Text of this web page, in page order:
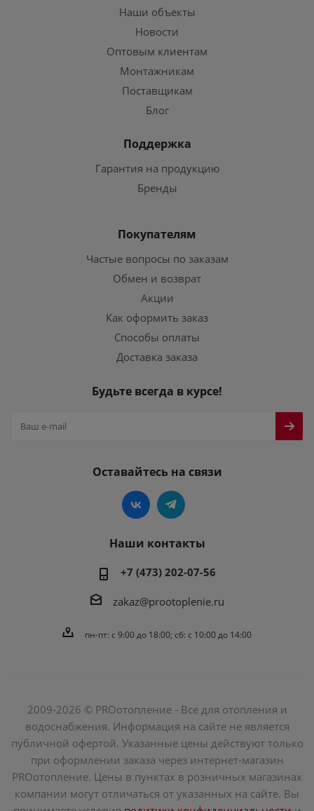
Наши объекты
Новости
Оптовым клиентам
Монтажникам
Поставщикам
Блог
Поддержка
Гарантия на продукцию
Бренды
Покупателям
Частые вопросы по заказам
Обмен и возврат
Акции
Как оформить заказ
Способы оплаты
Доставка заказа
Будьте всегда в курсе!
Оставайтесь на связи
Наши контакты
+7 (473) 202-07-56
zakaz@prootoplenie.ru
пн-пт: c 9:00 до 18:00; сб: с 10:00 до 14:00
2009-2026 © PROотопление - Все для отопления и
водоснабжения. Информация на сайте не является
публичной офертой. Указанные цены действуют только
при оформлении заказа через интернет-магазин
PROотопление. Цены в пунктах в розничных магазинах
компании могут отличаться от указанных на сайте. Вы